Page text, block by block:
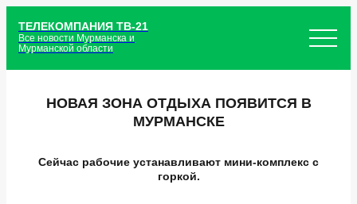
ТЕЛЕКОМПАНИЯ ТВ-21
Все новости Мурманска и
Мурманской области
НОВАЯ ЗОНА ОТДЫХА ПОЯВИТСЯ В
МУРМАНСКЕ
Сейчас рабочие устанавливают мини-комплекс с
горкой.